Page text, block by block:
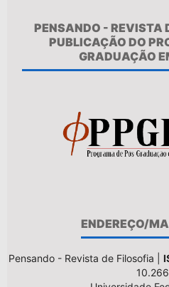
PENSANDO - REVISTA
PUBLICAÇÃO DO
GRADUAÇÃO
ENDEREÇO/
Pensando - Revista de Filosofia |